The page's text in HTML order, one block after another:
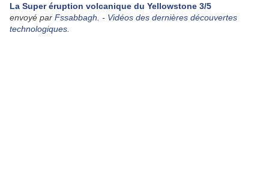
La Super éruption volcanique du Yellowstone 3/5
envoyé par Fssabbagh . - Vidéos des dernières découvertes
technologiques.